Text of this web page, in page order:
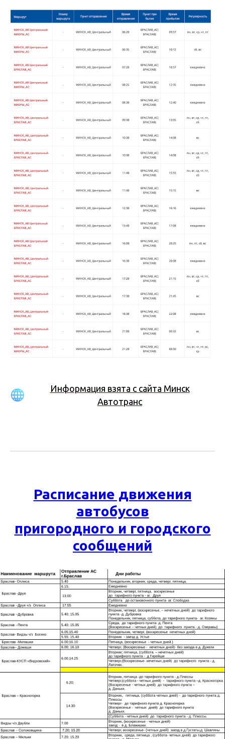
Информация взята с сайта Минск
Автотранс
Расписание движения
автобусов
пригородного и городского
сообщений